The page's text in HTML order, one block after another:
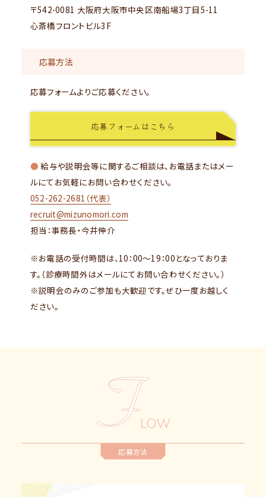
〒542-0081 大阪府大阪市中央区南船場3丁目5-11
心斎橋フロントビル3F
応募方法
応募フォームよりご応募ください。
応募フォームはこちら
● 給与や説明会等に関するご相談は、お電話またはメー
ルにてお気軽にお問い合わせください。
052-262-2681（代表）
recruit@mizunomori.com
担当：事務長・今井伸介
※お電話の受付時間は、10：00～19：00となっておりま
す。（診療時間外はメールにてお問い合わせください。）
※説明会のみのご参加も大歓迎です。ぜひ一度お越しく
ださい。
応募方法